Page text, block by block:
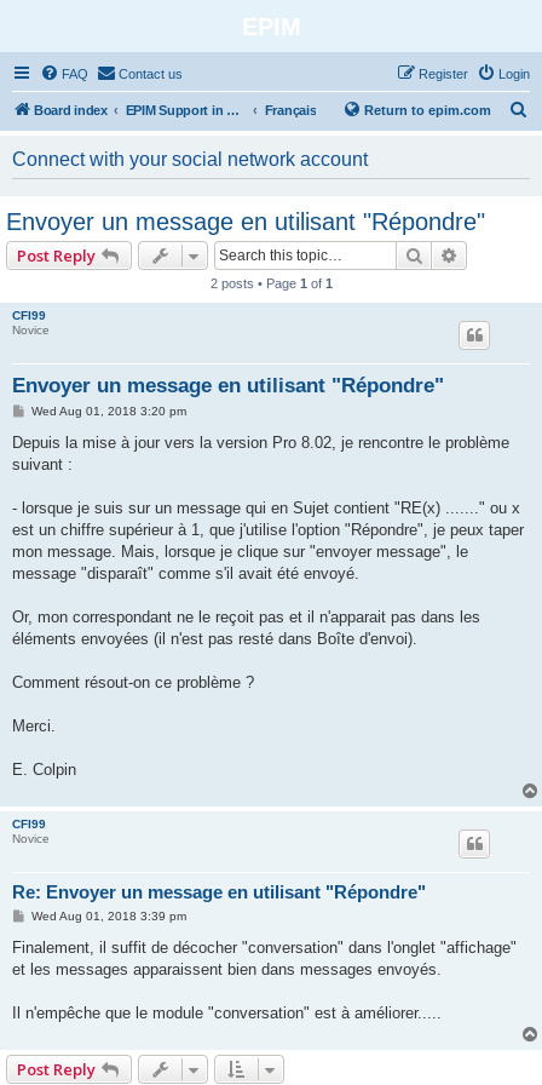
EPIM
FAQ Contact us Login
Register
Board index EPIM Support in Different Languages Français Return to epim.com
Connect with your social network account
Envoyer un message en utilisant "Répondre"
Post Reply Search
2 posts • Page 1 of 1
CFI99
Novice
Envoyer un message en utilisant "Répondre"
P
s
Wed Aug 01, 2018 3:20 pm
Depuis la mise à jour vers la version Pro 8.02, je rencontre le problème
suivant :
- lorsque je suis sur un message qui en Sujet contient "RE(x) ......." ou x
est un chiffre supérieur à 1, que j'utilise l'option "Répondre", je peux taper
mon message. Mais, lorsque je clique sur "envoyer message", le
message "disparaît" comme s'il avait été envoyé.
Or, mon correspondant ne le reçoit pas et il n'apparait pas dans les
éléments envoyées (il n'est pas resté dans Boîte d'envoi).
Comment résout-on ce problème ?
Merci.
E. Colpin
CFI99
Novice
Re: Envoyer un message en utilisant "Répondre"
P
s
Wed Aug 01, 2018 3:39 pm
Finalement, il suffit de décocher "conversation" dans l'onglet "affichage"
et les messages apparaissent bien dans messages envoyés.
Il n'empêche que le module "conversation" est à améliorer.....
Post Reply